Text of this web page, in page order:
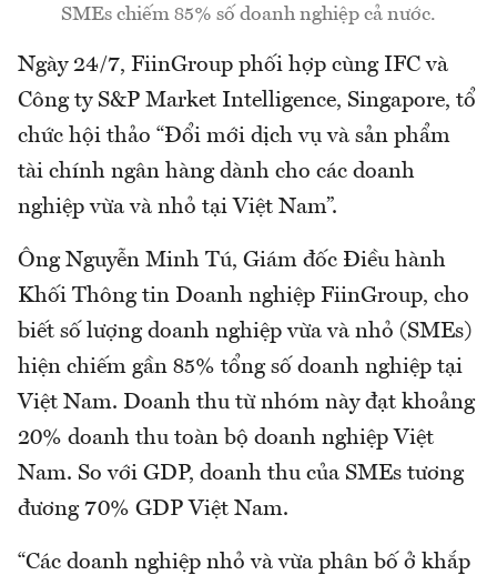
SMEs chiếm 85% số doanh nghiệp cả nước.
Ngày 24/7, FiinGroup phối hợp cùng IFC và
Công ty S&P Market Intelligence, Singapore, tổ
chức hội thảo “Đổi mới dịch vụ và sản phẩm
tài chính ngân hàng dành cho các doanh
nghiệp vừa và nhỏ tại Việt Nam”.
Ông Nguyễn Minh Tú, Giám đốc Điều hành
Khối Thông tin Doanh nghiệp FiinGroup, cho
biết số lượng doanh nghiệp vừa và nhỏ (SMEs)
hiện chiếm gần 85% tổng số doanh nghiệp tại
Việt Nam. Doanh thu từ nhóm này đạt khoảng
20% doanh thu toàn bộ doanh nghiệp Việt
Nam. So với GDP, doanh thu của SMEs tương
đương 70% GDP Việt Nam.
“Các doanh nghiệp nhỏ và vừa phân bố ở khắp